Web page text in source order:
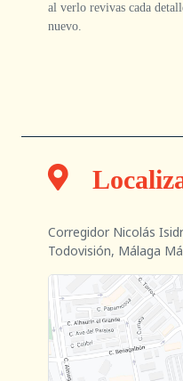
al verlo revivas cada
nuevo.
Corregidor Nicolás
Todovisión, Málaga